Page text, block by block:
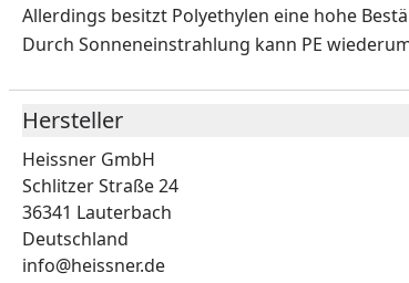
Allerdings besitzt Polyethylen eine hohe
Durch Sonneneinstrahlung kann PE
Hersteller
Heissner GmbH
Schlitzer Straße 24
36341 Lauterbach
Deutschland
info@heissner.de